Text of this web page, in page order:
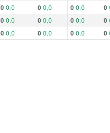
0 0,0 0 0,0 0 0,0 0
0 0,0 0 0,0 0 0,0 0
0 0,0 0 0,0 0 0,0 0